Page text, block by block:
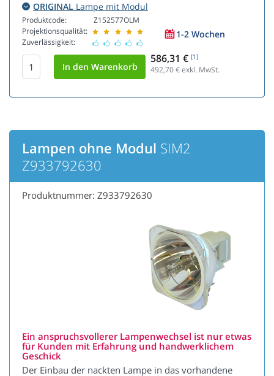
ORIGINAL Lampe mit Modul
Produktcode:
Projektionsqualität:
Zuverlässigkeit:
Z152577OLM
1-2 Wochen
586,31 € [1]
492,70€ exkl. MwSt.
Lampen ohne Modul SIM2
Z933792630
Produktnummer: Z933792630
Ein anspruchsvollerer Lampenwechsel ist nur etwas
für Kunden mit Erfahrung und handwerklichem
Geschick
Der Einbau der nackten Lampe in das vorhandene